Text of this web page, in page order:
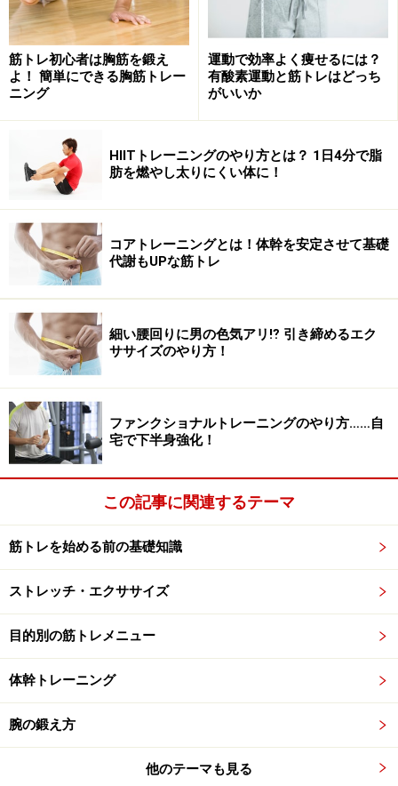
うに、前かがみになっている方をよく見かけますが、正
しくは背中はまっすぐ伸ばしたまま動作します。
NGスクワット例2：ヒザがつま先より前に
出ている
ただ「しゃがむだけ」はNG！
無意識に重心を下げるだけですと、写真のようにヒザが
つま先より前に出てしまうことがあります。スクワット
の目的は、太ももの前側（大腿四頭筋）を含むヒザ周り
の筋肉だけを鍛えるのではなく、下半身全体の筋肉をフ
ル動員してバランスよく鍛えること。
背筋を伸ばしたまま、お尻を突き出すようにして重心を
下げることで、ヒザの負担を減らすだけでなく、ヒップ
やハムストリングまでトータルに鍛えることにつながり
その他のよくあるNGスクワット勘違い例
■深くしゃがむNGスクワット
学生時代に体育の授業で行っていた、床スレスレまでお
ずり、「深くしゃがむ方が効く」と思っている人は少な
くありません。無理して行うことで、ヒザに負担がかか
り、痛めてしまう可能性もあります。継続するのに適し
たフォームではありません。
筋トレ初心者は胸筋を鍛え
よ！ 簡単にできる胸筋トレー
ニング
運動で効率よく痩せるには？
有酸素運動と筋トレはどっち
がいいか
HIITトレーニングのやり方とは？ 1日4分で脂
肪を燃やし太りにくい体に！
コアトレーニングとは！体幹を安定させて基礎
代謝もUPな筋トレ
細い腰回りに男の色気アリ⁉ 引き締めるエク
ササイズのやり方！
ファンクショナルトレーニングのやり方……自
宅で下半身強化！
この記事に関連するテーマ
筋トレを始める前の基礎知識
ストレッチ・エクササイズ
目的別の筋トレメニュー
体幹トレーニング
腕の鍛え方
他のテーマも見る